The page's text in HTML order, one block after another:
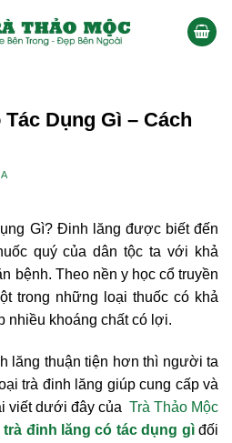
Dụng Gì – Cách
Gì? Đinh lăng được biết đến
quý của dân tộc ta với khả
bệnh. Theo nền y học cổ truyền
trong những loại thuốc có khả
nhiều khoáng chất có lợi.
lăng thuận tiện hơn thì người ta
trà đinh lăng giúp cung cấp và
viết dưới đây của Trà Thảo Mộc
trà đinh lăng có tác dụng gìđối